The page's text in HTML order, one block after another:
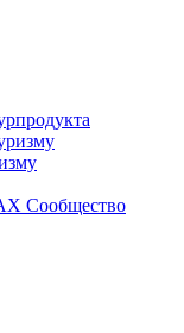
Сообщество